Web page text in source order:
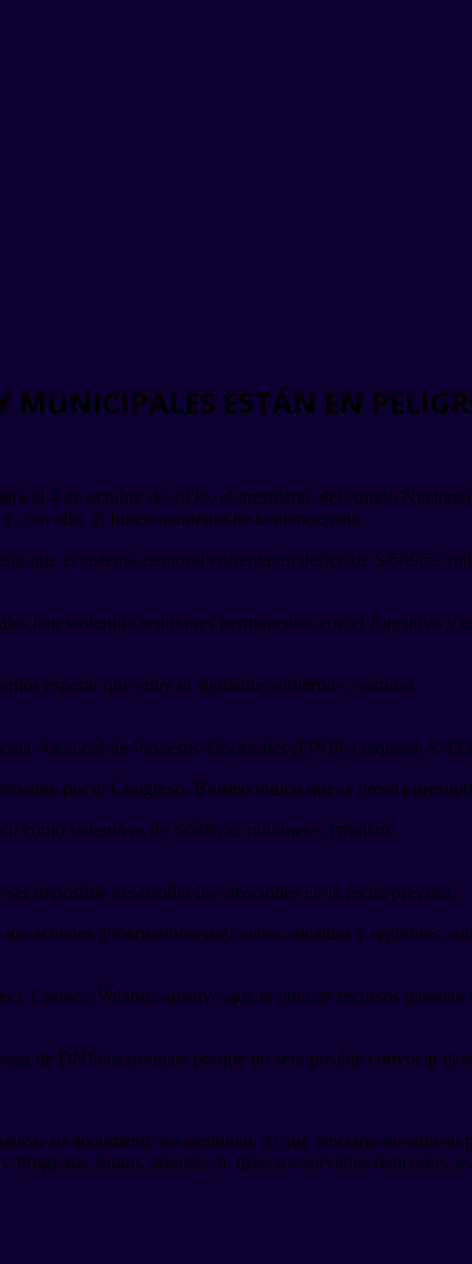
MUNICIPALES ESTÁN EN
el 4 de octubre de 2026, el presidente del Jurado
con ello, el funcionamiento de la democracia.
que el sistema electoral enfrenta un déficit de S/589,52
han sostenido reuniones permanentes con el Ejecutivo y
esperar que entre el siguiente gobierno», sostuvo.
Nacional de Procesos Electorales (ONPE) requiere S/
por el Congreso, Burneo indicó que la brecha
como sistema es de S/589,52 millones», enfatizó.
imposible desarrollar las elecciones en la fecha prevista.
actuales gobernadores regionales, alcaldes y regidores,
Carmen Velarde, sostuvo que la falta de recursos
de DNI electrónicos porque no será posible convocar el
su documento de identidad, lo que afectaría no solo
Juntos, además de diversos servicios bancarios,